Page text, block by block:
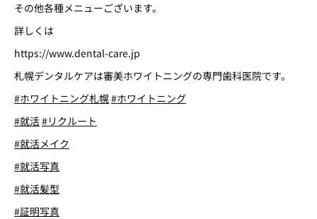
その他各種メニューございます。
詳しくは
https://www.dental-care.jp
札幌デンタルケアは審美ホワイトニングの専門歯科医院です。
#ホワイトニング札幌#ホワイトニング
#就活#リクルート
#就活メイク
#就活写真
#就活髪型
#証明写真